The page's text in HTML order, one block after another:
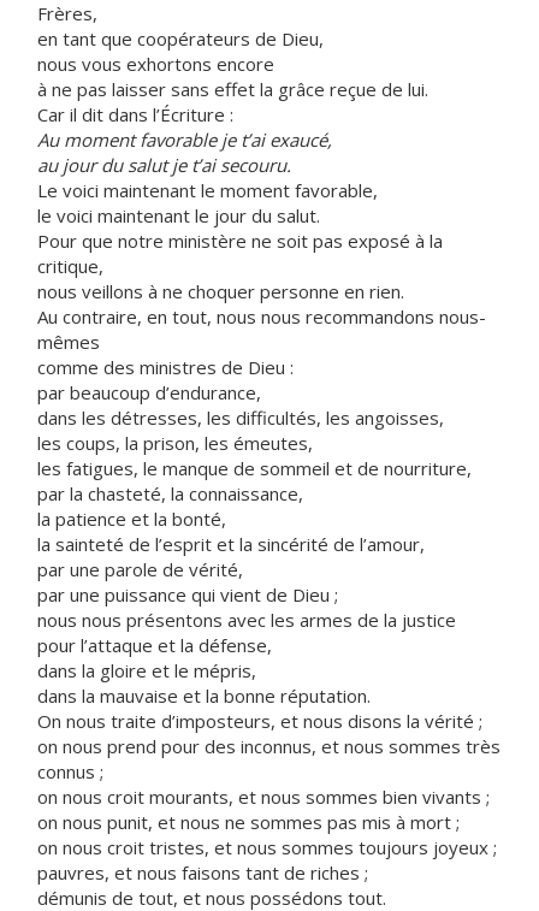
Frères,
en tant que coopérateurs de Dieu,
nous vous exhortons encore
à ne pas laisser sans effet la grâce reçue de lui.
Car il dit dans l’Écriture :
Au moment favorable je t’ai exaucé,
au jour du salut je t’ai secouru.
Le voici maintenant le moment favorable,
le voici maintenant le jour du salut.
Pour que notre ministère ne soit pas exposé à la
critique,
nous veillons à ne choquer personne en rien.
Au contraire, en tout, nous nous recommandons nous-
mêmes
comme des ministres de Dieu :
par beaucoup d’endurance,
dans les détresses, les difficultés, les angoisses,
les coups, la prison, les émeutes,
les fatigues, le manque de sommeil et de nourriture,
par la chasteté, la connaissance,
la patience et la bonté,
la sainteté de l’esprit et la sincérité de l’amour,
par une parole de vérité,
par une puissance qui vient de Dieu ;
nous nous présentons avec les armes de la justice
pour l’attaque et la défense,
dans la gloire et le mépris,
dans la mauvaise et la bonne réputation.
On nous traite d’imposteurs, et nous disons la vérité ;
on nous prend pour des inconnus, et nous sommes très
connus ;
on nous croit mourants, et nous sommes bien vivants ;
on nous punit, et nous ne sommes pas mis à mort ;
on nous croit tristes, et nous sommes toujours joyeux ;
pauvres, et nous faisons tant de riches ;
démunis de tout, et nous possédons tout.